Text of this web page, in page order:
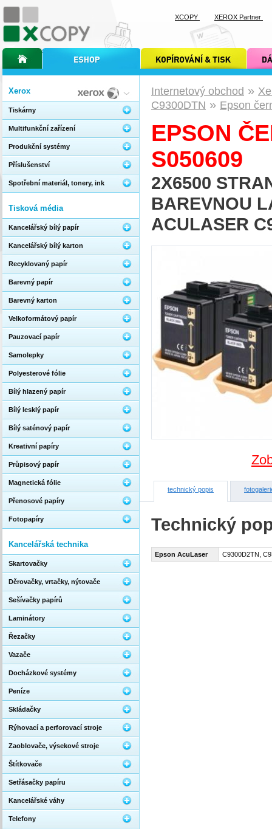
Internetový obchod »
C9300DTN » Epson
EPSON
S050609
2X6500
BAREVNOU
ACULASER
technický popis
Technický
Epson AcuLaser C9300D2TN,
Xerox
Tiskárny
Multifunkční zařízení
Produkční systémy
Příslušenství
Spotřební materiál, tonery, ink
Tisková média
Kancelářský bílý papír
Kancelářský bílý karton
Recyklovaný papír
Barevný papír
Barevný karton
Velkoformátový papír
Pauzovací papír
Samolepky
Polyesterové fólie
Bílý hlazený papír
Bílý lesklý papír
Bílý saténový papír
Kreativní papíry
Průpisový papír
Magnetická fólie
Přenosové papíry
Fotopapíry
Kancelářská technika
Skartovačky
Děrovačky, vrtačky, nýtovače
Sešívačky papírů
Laminátory
Řezačky
Vazače
Docházkové systémy
Peníze
Skládačky
Rýhovací a perforovací stroje
Zaoblovače, výsekové stroje
Štítkovače
Setřásačky papíru
Kancelářské váhy
Telefony
úvodní stránka xcopyinternetový obchod xcopy kopírování a tisk xcopy dárkové
XCOPY XEROX Partner